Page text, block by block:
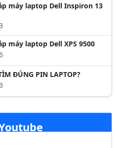
máy laptop Dell Inspiron 13
máy laptop Dell XPS 9500
ĐÚNG PIN LAPTOP?